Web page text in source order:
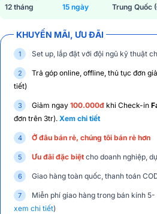
12 tháng 15 ngày Trung Quốc
KHUYẾN MÃI, ƯU ĐÃI
Set up, lắp đặt với đội ngũ kỹ thuật
Trả góp online, offline, thủ tục đơn
tiết)
Giảm ngay 100.000đ khi Check-in
đơn trên 3tr). Xem chi tiết
Ở đâu bán rẻ, chúng tôi bán rẻ hơn
Ưu đãi đặc biệt cho doanh nghiệp,
Giao hàng toàn quốc, thanh toán
Miễn phí giao hàng trong bán kính
xem chi tiết)